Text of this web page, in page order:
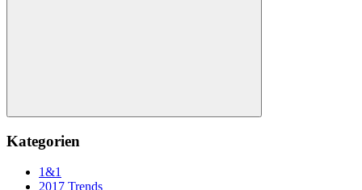
Suchen
Kategorien
1&1
2017 Trends